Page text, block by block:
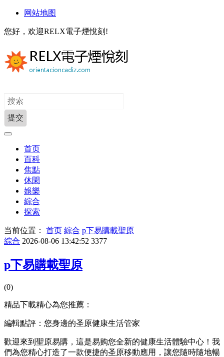
网站地图
您好，欢迎RELX電子煙悅刻!
首页
百科
焦點
休閑
娛樂
綜合
探索
当前位置： 首页 綜合 p下易購載聖原
綜合 2026-08-06 13:42:52 3377
p下易購載聖原
(0)
精品下載精心為您推薦：
編輯點評：您身邊的圣原健康生活管家
歡迎來到聖原易購，這是易购您全新的健康生活體驗中心！我
們為您精心打造了一款便捷的圣原移動應用，讓您隨時隨地暢